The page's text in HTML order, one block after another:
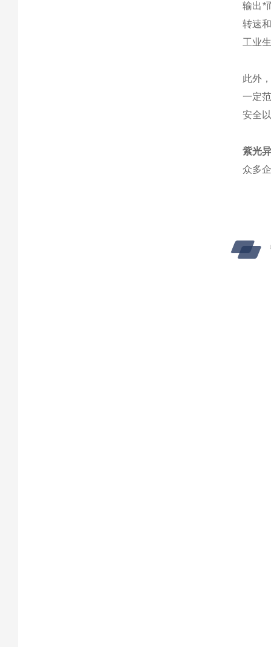
输出*
转速
工业
此外
一定
安全
紫光
众多